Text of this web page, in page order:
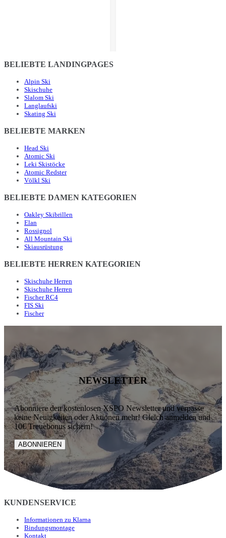
BELIEBTE LANDINGPAGES
Alpin Ski
Skischuhe
Slalom Ski
Langlaufski
Skating Ski
BELIEBTE MARKEN
Head Ski
Atomic Ski
Leki Skistöcke
Atomic Redster
Völkl Ski
BELIEBTE DAMEN KATEGORIEN
Oakley Skibrillen
Elan
Rossignol
All Mountain Ski
Skiausrüstung
BELIEBTE HERREN KATEGORIEN
Skischuhe Herren
Skischuhe Herren
Fischer RC4
FIS Ski
Fischer
NEWSLETTER
Abonniere den kostenlosen XSPO Newsletter und verpasse
keine Neuigkeiten oder Aktionen mehr! Gleich anmelden und
10€ Treuebonus sichern!
ABONNIEREN
KUNDENSERVICE
Informationen zu Klarna
Bindungsmontage
Kontakt